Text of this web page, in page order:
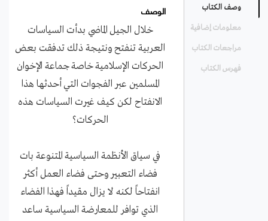
وصف الكتاب
معلومات إضافية
مراجعات الكتاب
فهرس الكتاب
الوصف
خلال الجيل الماضي بدأت السياسات
العربية تنفتح ونتيجة ذلك تدفقت بعض
الحركات الإسلامية خاصة جماعة الإخوان
المسلمين عبر الفجوات التي أحدثها هذا
الانفتاح لكن كيف غيرت السياسات هذه
الحركات؟
في سياق الأنظمة السياسية المتنوعة بات
فضاء التعبير وحتى فضاء العمل أكثر
انفتاحاً لكنه لا يزال مقيداً فهذا الفضاء
الذي توافر للمعارضة السياسية ساعد